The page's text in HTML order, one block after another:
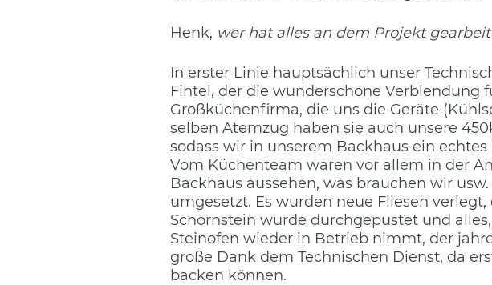
Henk, wer hat alles an dem Projekt
In erster Linie hauptsächlich unser
Fintel, der die wunderschöne Verblendung
Großküchenfirma, die uns die Geräte
selben Atemzug haben sie auch unsere
sodass wir in unserem Backhaus ein
Vom Küchenteam waren vor allem in der
Backhaus aussehen, was brauchen wir
umgesetzt. Es wurden neue Fliesen
Schornstein wurde durchgepustet und
Steinofen wieder in Betrieb nimmt, der
große Dank dem Technischen Dienst, da
backen können.